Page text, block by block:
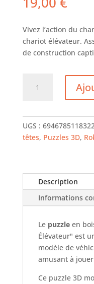
Vivez l’action du
chariot élévateur.
de construction
Élévateur
UGS :
têtes, Puzzles 3D,
Description
Informations
Le puzzleen
Élévateur" est
modèle de
amusant à
Ce puzzle 3D